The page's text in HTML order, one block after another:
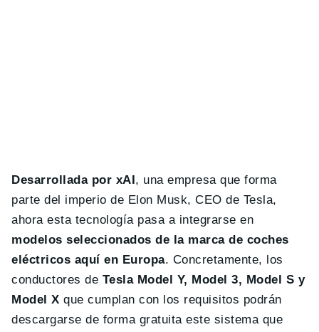
Desarrollada por xAI , una empresa que forma
parte del imperio de Elon Musk, CEO de Tesla,
ahora esta tecnología pasa a integrarse en
modelos seleccionados de la marca de coches
eléctricos aquí en Europa. Concretamente, los
conductores de Tesla Model Y, Model 3, Model S y
Model X que cumplan con los requisitos podrán
descargarse de forma gratuita este sistema que